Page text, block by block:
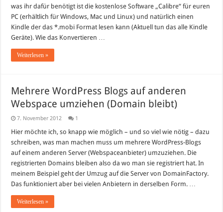
was ihr dafür benötigt ist die kostenlose Software „Calibre“ für euren
PC (erhältlich für Windows, Mac und Linux) und natürlich einen
Kindle der das *.mobi Format lesen kann (Aktuell tun das alle Kindle
Geräte). Wie das Konvertieren …
Weiterlesen »
Mehrere WordPress Blogs auf anderen
Webspace umziehen (Domain bleibt)
7. November 2012 1
Hier möchte ich, so knapp wie möglich – und so viel wie nötig – dazu
schreiben, was man machen muss um mehrere WordPress-Blogs
auf einem anderen Server (Webspaceanbieter) umzuziehen. Die
registrierten Domains bleiben also da wo man sie registriert hat. In
meinem Beispiel geht der Umzug auf die Server von DomainFactory.
Das funktioniert aber bei vielen Anbietern in derselben Form. …
Weiterlesen »